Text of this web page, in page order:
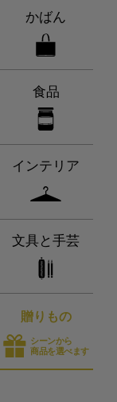
かばん
食品
インテリア
文具と手芸
贈りもの
シーンから
商品を選べます